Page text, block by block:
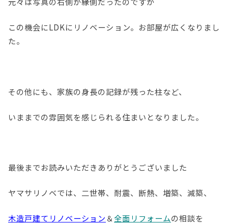
この機会にLDKにリノベーション。お部屋が広くなりまし
た。
その他にも、家族の身長の記録が残った柱など、
いままでの雰囲気を感じられる住まいとなりました。
最後までお読みいただきありがとうございました
ヤマサリノベでは、二世帯、耐震、断熱、増築、減築、
木造戸建てリノベーション ＆全面リフォームの相談を